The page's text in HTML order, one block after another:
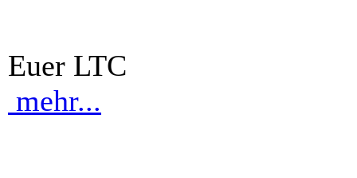
Euer LTC
mehr...